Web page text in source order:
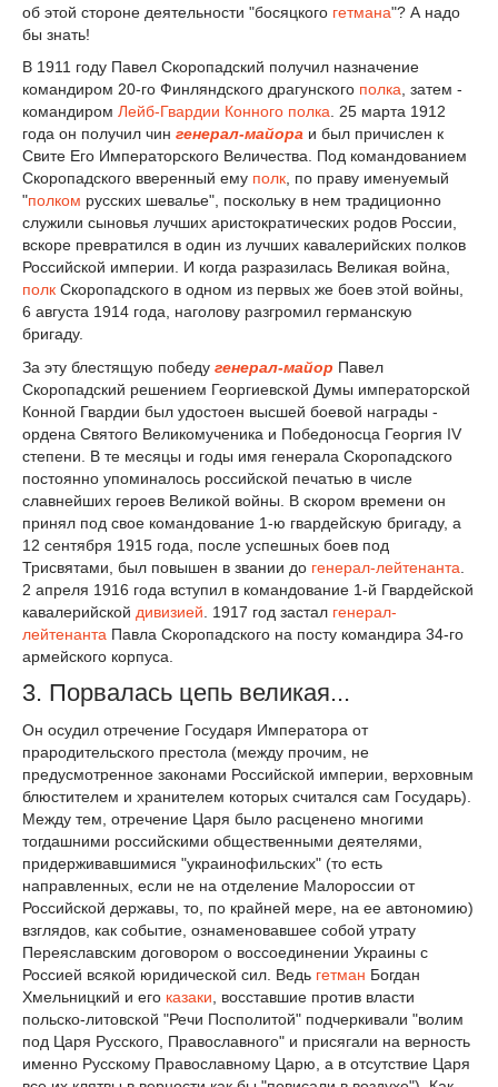
об этой стороне деятельности "босяцкого гетмана"? А надо
бы знать!
В 1911 году Павел Скоропадский получил назначение
командиром 20-го Финляндского драгунского полка, затем -
командиром Лейб-Гвардии Конного полка. 25 марта 1912
года он получил чин генерал-майора и был причислен к
Свите Его Императорского Величества. Под командованием
Скоропадского вверенный ему полк, по праву именуемый
"полком русских шевалье", поскольку в нем традиционно
служили сыновья лучших аристократических родов России,
вскоре превратился в один из лучших кавалерийских полков
Российской империи. И когда разразилась Великая война,
полк Скоропадского в одном из первых же боев этой войны,
6 августа 1914 года, наголову разгромил германскую
бригаду.
За эту блестящую победу генерал-майор Павел
Скоропадский решением Георгиевской Думы императорской
Конной Гвардии был удостоен высшей боевой награды -
ордена Святого Великомученика и Победоносца Георгия IV
степени. В те месяцы и годы имя генерала Скоропадского
постоянно упоминалось российской печатью в числе
славнейших героев Великой войны. В скором времени он
принял под свое командование 1-ю гвардейскую бригаду, а
12 сентября 1915 года, после успешных боев под
Трисвятами, был повышен в звании до генерал-лейтенанта
2 апреля 1916 года вступил в командование 1-й Гвардейской
кавалерийской дивизией . 1917 год застал генерал-
лейтенанта Павла Скоропадского на посту командира 34-го
армейского корпуса.
3. Порвалась цепь великая...
Он осудил отречение Государя Императора от
прародительского престола (между прочим, не
предусмотренное законами Российской империи, верховным
блюстителем и хранителем которых считался сам Государь).
Между тем, отречение Царя было расценено многими
тогдашними российскими общественными деятелями,
придерживавшимися "украинофильских" (то есть
направленных, если не на отделение Малороссии от
Российской державы, то, по крайней мере, на ее автономию)
взглядов, как событие, ознаменовавшее собой утрату
Переяславским договором о воссоединении Украины с
Россией всякой юридической сил. Ведь гетман Богдан
Хмельницкий и его казаки , восставшие против власти
польско-литовской "Речи Посполитой" подчеркивали "волим
под Царя Русского, Православного" и присягали на верность
именно Русскому Православному Царю, а в отсутствие Царя